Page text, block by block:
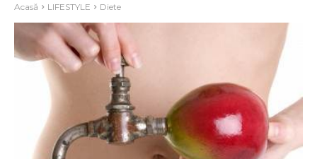
Acasă LIFESTYLE Diete